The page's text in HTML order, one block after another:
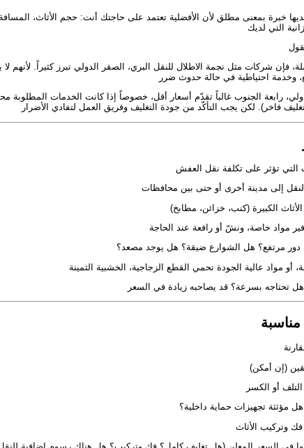
خبرة بمعنى مطلق لأن الأفضلية تعتمد على حاجتك أنت: حجم الأثاث،
فإن شركات مثل نجمة الاطلال للنقل البري، الصقر الدولي تبرز كثيراً. لأنهم لا
رابعة الجنوب غالباً تقدّم أسعار أقل، خصوصاً إذا كانت الخدمات المطلوبة
دور مرتفع؟ هل الشوارع ضيقة؟ هل يوجد مصعد؟
مؤثثة تجهيزات حماية داخلية؟